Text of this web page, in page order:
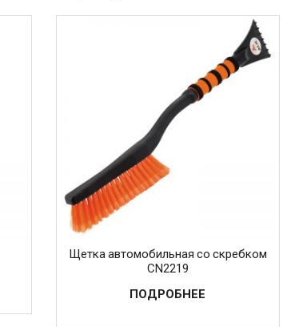
Щетка автомобильная со скребком
CN2219
ПОДРОБНЕЕ